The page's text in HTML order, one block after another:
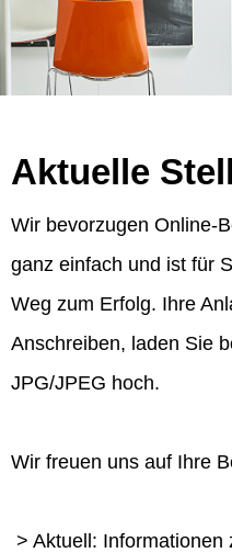
Aktuelle
Wir bevorzugen Online-
ganz einfach und ist für
Weg zum Erfolg. Ihre
Anschreiben, laden Sie
JPG/JPEG hoch.
Wir freuen uns auf Ihre
> Aktuell: Informationen